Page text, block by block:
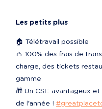
Les petits plus
🏠 Télétravail possible
👛 100% des frais de
charge, des tickets
gamme
🎁 Un CSE avantageux
de l'année !